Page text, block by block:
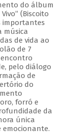
do álbum
(Biscoito
importantes
música
de vida ao
de 7
pelo diálogo
de
do
forró e
da
única